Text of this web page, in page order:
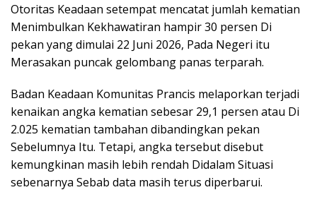
Otoritas Keadaan setempat mencatat jumlah kematian
Menimbulkan Kekhawatiran hampir 30 persen Di
pekan yang dimulai 22 Juni 2026, Pada Negeri itu
Merasakan puncak gelombang panas terparah.
Badan Keadaan Komunitas Prancis melaporkan terjadi
kenaikan angka kematian sebesar 29,1 persen atau Di
2.025 kematian tambahan dibandingkan pekan
Sebelumnya Itu. Tetapi, angka tersebut disebut
kemungkinan masih lebih rendah Didalam Situasi
sebenarnya Sebab data masih terus diperbarui.